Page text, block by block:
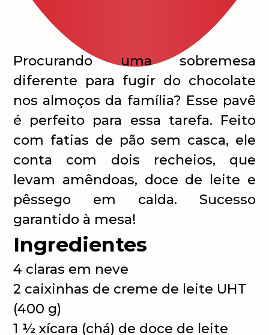
Procurando uma sobremesa
diferente para fugir do chocolate
nos almoços da família? Esse pavê
é perfeito para essa tarefa. Feito
com fatias de pão sem casca, ele
conta com dois recheios, que
levam amêndoas, doce de leite e
pêssego em calda. Sucesso
garantido à mesa!
Ingredientes
4 claras em neve
2 caixinhas de creme de leite UHT
(400 g)
1 ½ xícara (chá) de doce de leite